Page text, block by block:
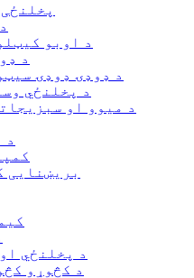
د اوبو
د
د ډوډۍ ډوډۍ
د پخلنځي
د میوو او
د
بریښنایی
د پخلنځي
د کڅوړو